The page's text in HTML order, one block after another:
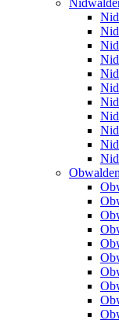
Obwalden